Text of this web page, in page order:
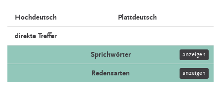
Hochdeutsch Plattdeutsch
direkte Treffer
Sprichwörter anzeigen
Redensarten anzeigen